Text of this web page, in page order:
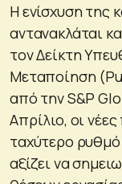
Η ενίσχυση της
αντανακλάται
τον Δείκτη
Μεταποίηση
από την S&P
Απρίλιο, οι
ταχύτερο
αξίζει να